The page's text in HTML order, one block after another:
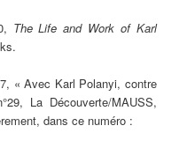
The Life and Work of Karl
« Avec Karl Polanyi, contre
La Découverte/MAUSS,
dans ce numéro :